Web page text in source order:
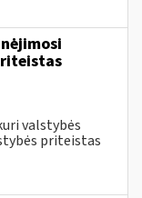
valstybės
priteistas